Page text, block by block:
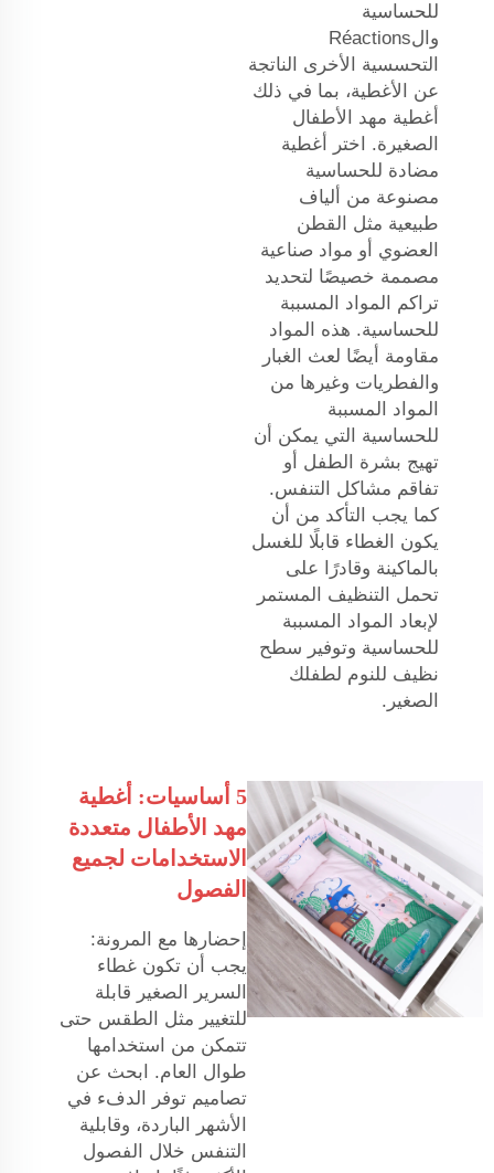
للحساسية
والRéactions
التحسسية الأخرى الناتجة
عن الأغطية، بما في ذلك
أغطية مهد الأطفال
الصغيرة. اختر أغطية
مضادة للحساسية
مصنوعة من ألياف
طبيعية مثل القطن
العضوي أو مواد صناعية
مصممة خصيصًا لتحديد
تراكم المواد المسببة
للحساسية. هذه المواد
مقاومة أيضًا لعث الغبار
والفطريات وغيرها من
المواد المسببة
للحساسية التي يمكن أن
تهيج بشرة الطفل أو
تفاقم مشاكل التنفس.
كما يجب التأكد من أن
يكون الغطاء قابلًا للغسل
بالماكينة وقادرًا على
تحمل التنظيف المستمر
لإبعاد المواد المسببة
للحساسية وتوفير سطح
نظيف للنوم لطفلك
الصغير.
5 أساسيات: أغطية
مهد الأطفال متعددة
الاستخدامات لجميع
الفصول
إحضارها مع المرونة:
يجب أن تكون غطاء
السرير الصغير قابلة
للتغيير مثل الطقس حتى
تتمكن من استخدامها
طوال العام. ابحث عن
تصاميم توفر الدفء في
الأشهر الباردة، وقابلية
التنفس خلال الفصول